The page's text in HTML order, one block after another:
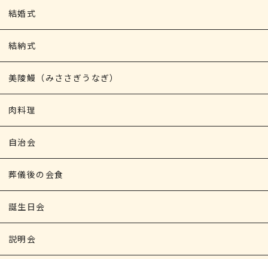
結婚式
結納式
美陵鰻（みささぎうなぎ）
肉料理
自治会
葬儀後の会食
誕生日会
説明会